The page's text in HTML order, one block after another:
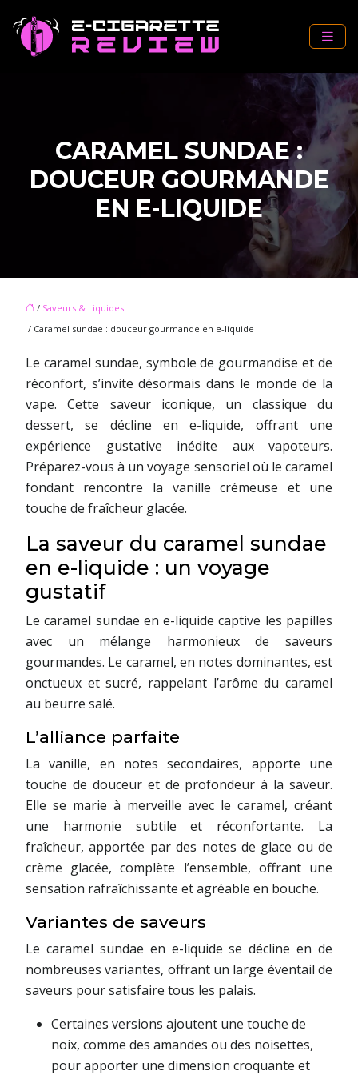
CARAMEL SUNDAE :
DOUCEUR GOURMANDE
EN E-LIQUIDE
/ Saveurs & Liquides
/ Caramel sundae : douceur gourmande en e-liquide
Le caramel sundae, symbole de gourmandise et de
réconfort, s’invite désormais dans le monde de la
vape. Cette saveur iconique, un classique du
dessert, se décline en e-liquide, offrant une
expérience gustative inédite aux vapoteurs.
Préparez-vous à un voyage sensoriel où le caramel
fondant rencontre la vanille crémeuse et une
touche de fraîcheur glacée.
La saveur du caramel sundae
en e-liquide : un voyage
gustatif
Le caramel sundae en e-liquide captive les papilles
avec un mélange harmonieux de saveurs
gourmandes. Le caramel, en notes dominantes, est
onctueux et sucré, rappelant l’arôme du caramel
au beurre salé.
L’alliance parfaite
La vanille, en notes secondaires, apporte une
touche de douceur et de profondeur à la saveur.
Elle se marie à merveille avec le caramel, créant
une harmonie subtile et réconfortante. La
fraîcheur, apportée par des notes de glace ou de
crème glacée, complète l’ensemble, offrant une
sensation rafraîchissante et agréable en bouche.
Variantes de saveurs
Le caramel sundae en e-liquide se décline en de
nombreuses variantes, offrant un large éventail de
saveurs pour satisfaire tous les palais.
Certaines versions ajoutent une touche de
noix, comme des amandes ou des noisettes,
pour apporter une dimension croquante et